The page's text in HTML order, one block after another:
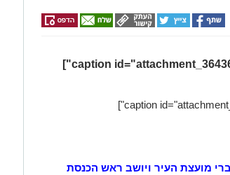
[caption id="attachment_36436" align="alignleft" width="300"]
מועצת העיר ויושב ראש הכנסת